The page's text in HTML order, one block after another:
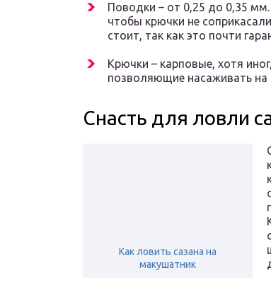
Поводки – от 0,25 до 0,35
чтобы крючки не
стоит, так как это почти
Крючки – карповые, хотя
позволяющие насаживать на
Снасть для ловли
Как ловить сазана на
макушатник